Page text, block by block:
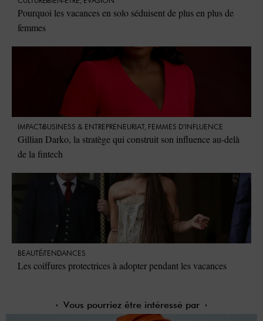
Pourquoi les vacances en solo séduisent de plus en plus de
femmes
IMPACT ⁠BUSINESS & ENTREPRENEURIAT , FEMMES D'INFLUENCE
Gillian Darko, la stratège qui construit son influence au-delà
de la fintech
BEAUTÉ TENDANCES
Les coiffures protectrices à adopter pendant les vacances
Vous pourriez être intéressé par